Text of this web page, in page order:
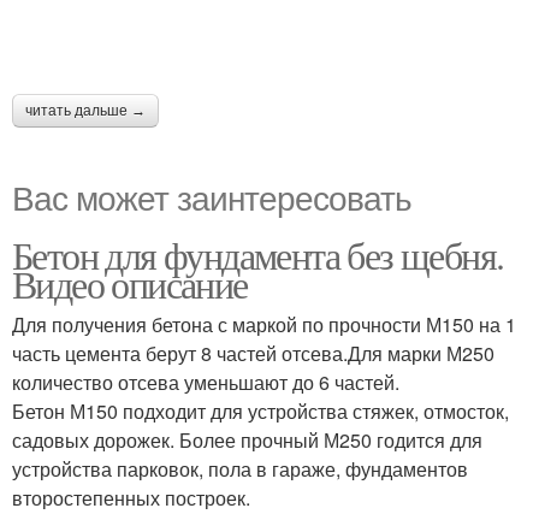
читать дальше →
Вас может заинтересовать
Бетон для фундамента без щебня.
Видео описание
Для получения бетона с маркой по прочности М150 на 1
часть цемента берут 8 частей отсева.Для марки М250
количество отсева уменьшают до 6 частей.
Бетон М150 подходит для устройства стяжек, отмосток,
садовых дорожек. Более прочный М250 годится для
устройства парковок, пола в гараже, фундаментов
второстепенных построек.